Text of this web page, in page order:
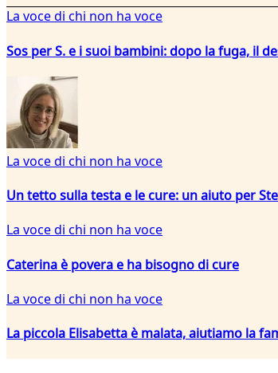
La voce di chi non ha voce
Sos per S. e i suoi bambini: dopo la fuga, il
La voce di chi non ha voce
Un tetto sulla testa e le cure: un aiuto per
La voce di chi non ha voce
Caterina è povera e ha bisogno di cure
La voce di chi non ha voce
La piccola Elisabetta è malata, aiutiamo la